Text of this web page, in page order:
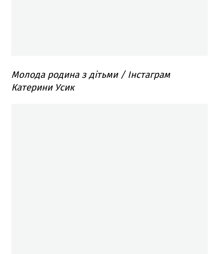
Молода родина з дітьми / Інстаграм
Катерини Усик